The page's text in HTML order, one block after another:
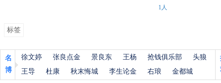
1人
标签
名
博
徐文婷 张良点金 景良东 王杨 抢钱俱乐部
头狼
王导
杜康 秋末悔城 李生论金 右琅 金都城